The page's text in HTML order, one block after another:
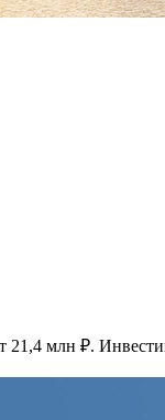
21,4 млн ₽.